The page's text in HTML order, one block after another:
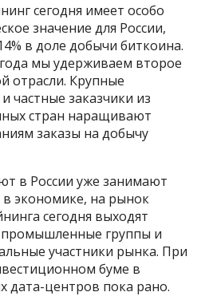
сегодня имеет особо
значение для России,
в доле добычи биткоина.
мы удерживаем второе
отрасли. Крупные
частные заказчики из
стран наращивают
заказы на добычу
в России уже занимают
экономике, на рынок
сегодня выходят
группы и
участники рынка. При
буме в
дата-центров пока рано.